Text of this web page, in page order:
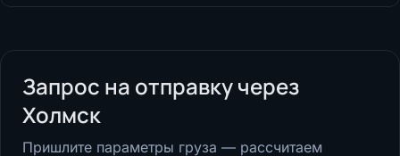
Запрос на отправку через
Холмск
Пришлите параметры груза — рассчитаем